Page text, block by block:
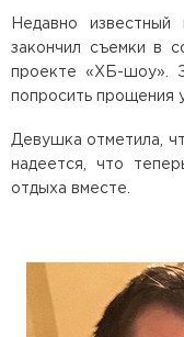
Недавно
закончил съемки в
проекте «ХБ-шоу».
попросить прощения
Девушка отметила,
надеется, что
отдыха вместе.